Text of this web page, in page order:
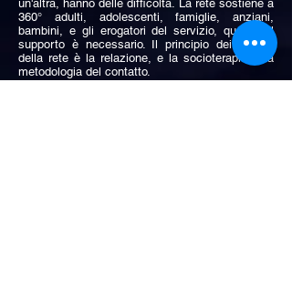
un'altra, hanno delle difficoltà. La rete sostiene a
360° adulti, adolescenti, famiglie, anziani,
bambini, e gli erogatori del servizio, quando il
supporto è necessario. Il principio dei servizi
della rete è la relazione, e la socioterapia è la
metodologia del contatto.